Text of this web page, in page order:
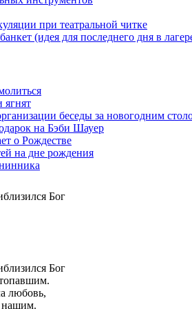
при театральной читке
(идея для последнего дня в
ягнят
беседы за новогодним
на Бэби Шауер
о Рождестве
на дне рождения
Бог
Бог
любовь,
нашим.